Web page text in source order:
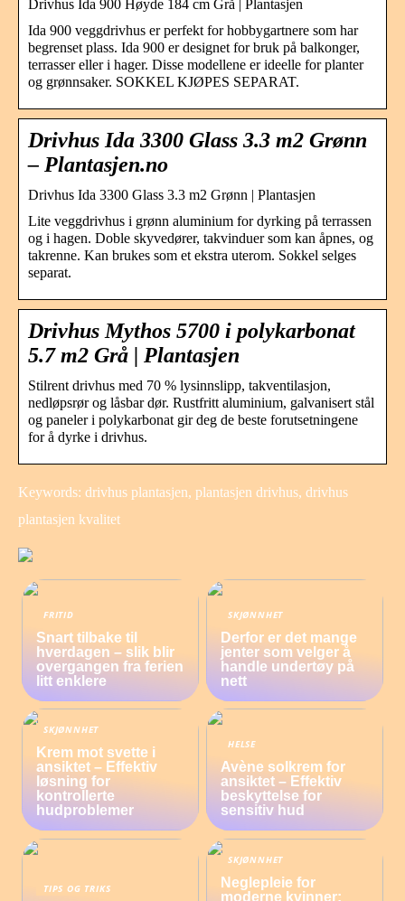
Drivhus Ida 900 Høyde 184 cm Grå | Plantasjen
Ida 900 veggdrivhus er perfekt for hobbygartnere som har
begrenset plass. Ida 900 er designet for bruk på balkonger,
terrasser eller i hager. Disse modellene er ideelle for planter
og grønnsaker. SOKKEL KJØPES SEPARAT.
Drivhus Ida 3300 Glass 3.3 m2 Grønn
– Plantasjen.no
Drivhus Ida 3300 Glass 3.3 m2 Grønn | Plantasjen
Lite veggdrivhus i grønn aluminium for dyrking på terrassen
og i hagen. Doble skyvedører, takvinduer som kan åpnes, og
takrenne. Kan brukes som et ekstra uterom. Sokkel selges
separat.
Drivhus Mythos 5700 i polykarbonat
5.7 m2 Grå | Plantasjen
Stilrent drivhus med 70 % lysinnslipp, takventilasjon,
nedløpsrør og låsbar dør. Rustfritt aluminium, galvanisert stål
og paneler i polykarbonat gir deg de beste forutsetningene
for å dyrke i drivhus.
Keywords: drivhus plantasjen, plantasjen drivhus, drivhus
plantasjen kvalitet
FRITID
Snart tilbake til
hverdagen – slik blir
overgangen fra ferien
litt enklere
SKJØNNHET
Derfor er det mange
jenter som velger å
handle undertøy på
nett
SKJØNNHET
Krem mot svette i
ansiktet – Effektiv
løsning for
kontrollerte
hudproblemer
HELSE
Avène solkrem for
ansiktet – Effektiv
beskyttelse for
sensitiv hud
TIPS OG TRIKS
SKJØNNHET
Neglepleie for
moderne kvinner: